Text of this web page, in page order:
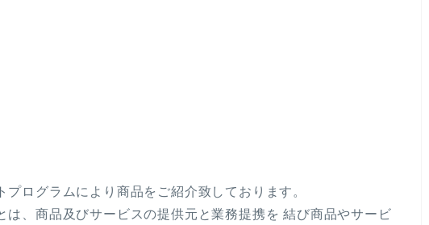
プログラムにより商品をご紹介致しております。
は、商品及びサービスの提供元と業務提携を 結び商品やサービ